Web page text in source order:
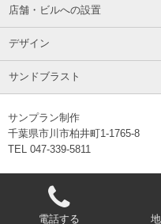
店舗・ビルへの設置
デザイン
サンドブラスト
サンプラン制作
千葉県市川市柏井町1-1765-8
TEL 047-339-5811
電話する